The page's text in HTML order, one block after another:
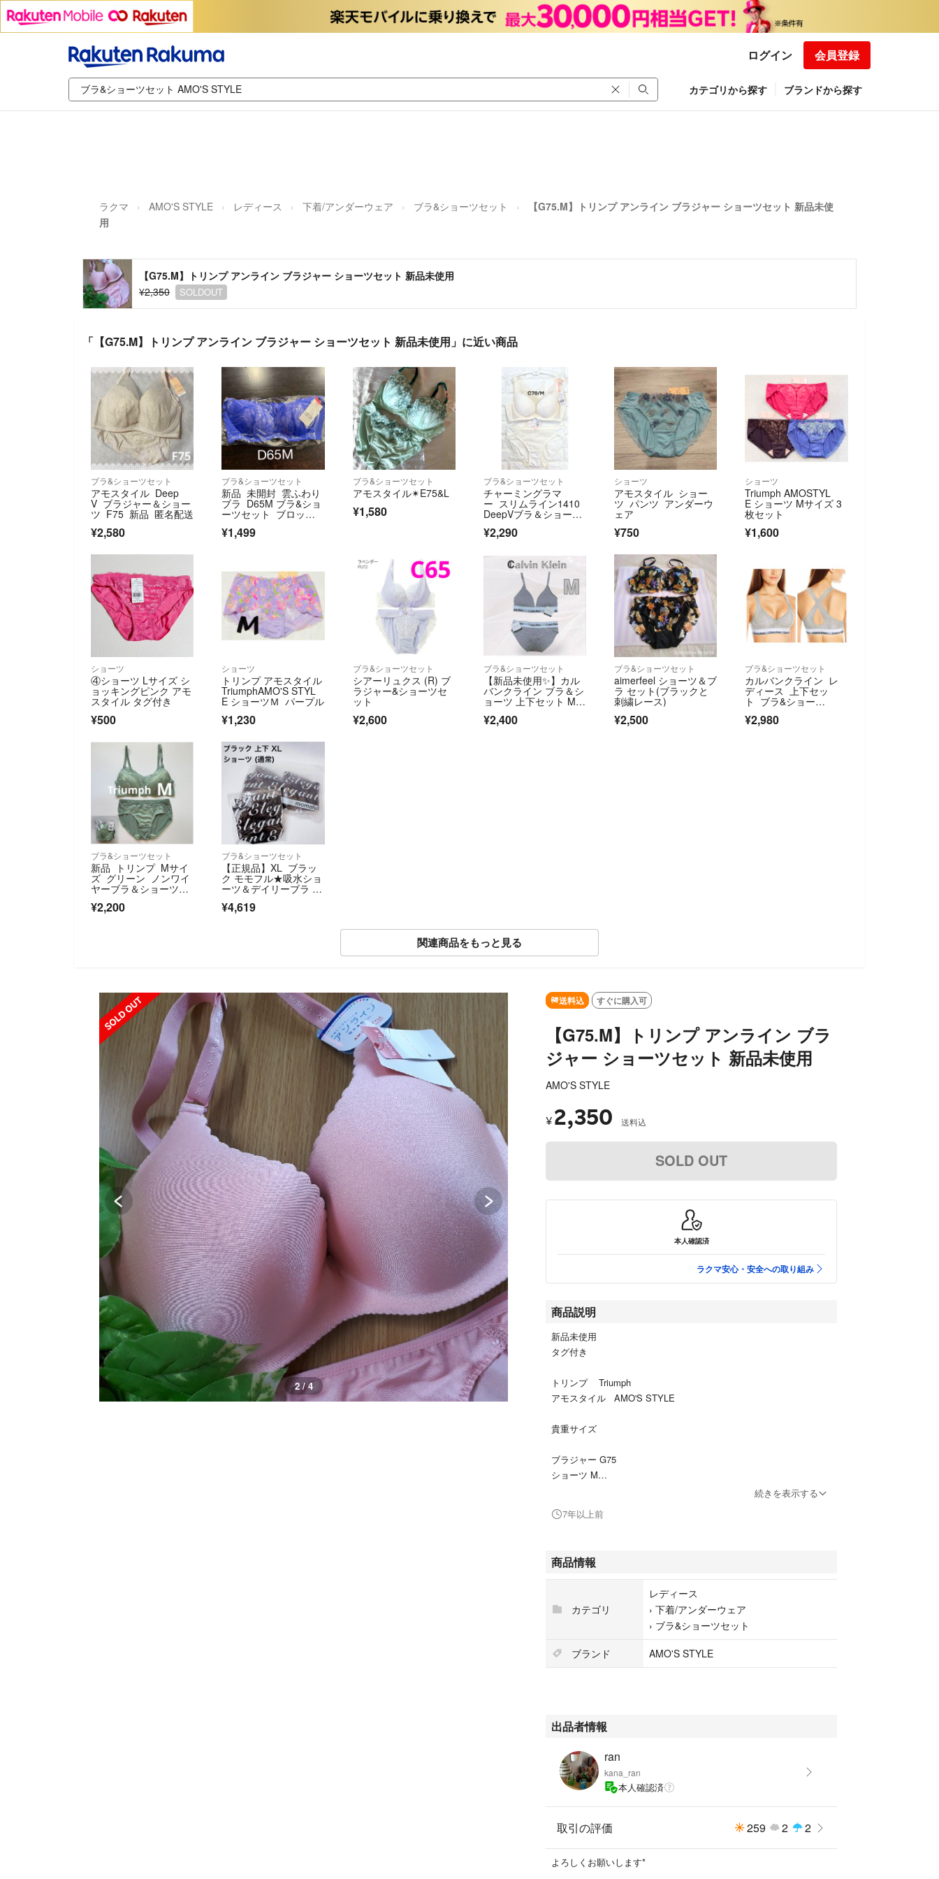
ログイン 会員登録
カテゴリから探す ブランドから探す
ラクマ AMO'S STYLE レディース 下着/アンダーウェア ブラ&ショーツセット
【G75.M】トリンプ アンライン ブラジャー ショーツセット 新品未使
用
【G75.M】トリンプ アンライン ブラジャー ショーツセット 新品未使用
¥2,350
SOLDOUT
「【G75.M】トリンプ アンライン ブラジャー ショーツセット 新品未使用」に近い商品
ブラ&ショーツセット
アモスタイル Deep
V ブラジャー＆ショー
ツ F75 新品 匿名配送
¥2,580
ブラ&ショーツセット
新品 未開封 雲ふわり
ブラ D65M ブラ&ショ
ーツセット ブロッサ
ムウィスパー
¥1,499
ブラ&ショーツセット
アモスタイル✴︎E75&L
¥1,580
ブラ&ショーツセット
チャーミングラマ
ー スリムライン1410
DeepVブラ＆ショーツ
セットC70/M
¥2,290
ショーツ
アモスタイル ショー
ツ パンツ アンダーウ
ェア
¥750
ショーツ
Triumph AMOSTYL
E ショーツ Mサイズ 3
枚セット
¥1,600
ショーツ
④ショーツ Lサイズ シ
ョッキングピンク アモ
スタイル タグ付き
¥500
ショーツ
トリンプ アモスタイル
TriumphAMO'S STYL
E ショーツＭ パープル
¥1,230
ブラ&ショーツセット
シアーリュクス (R) ブ
ラジャー&ショーツセ
ット
¥2,600
ブラ&ショーツセット
【新品未使用✨️】カル
バンクライン ブラ＆シ
ョーツ 上下セット Mサ
¥2,400
ブラ&ショーツセット
aimerfeel ショーツ＆ブ
ラ セット(ブラックと
刺繍レース)
¥2,500
ブラ&ショーツセット
カルバンクライン レ
ディース 上下セッ
ト ブラ&ショー
¥2,980
ブラ&ショーツセット
新品 トリンプ Mサイ
ズ グリーン ノンワイ
ヤーブラ＆ショーツセ
¥2,200
ブラ&ショーツセット
【正規品】XL ブラッ
ク モモフル★吸水ショ
ーツ＆デイリーブラ セ
¥4,619
関連商品をもっと見る
SOLD OUT
3 / 4
送料込 すぐに購入可
【G75.M】トリンプ アンライン ブラ
ジャー ショーツセット 新品未使用
AMO'S STYLE
¥ 2,350 送料込
SOLD OUT
本人確認済
ラクマ安心・安全への取り組み
商品説明
新品未使用
タグ付き
トリンプ Triumph
アモスタイル AMO'S STYLE
貴重サイズ
ブラジャー G75
ショーツ M
続きを表示する
7年以上前
商品情報
カテゴリ
レディース
› 下着/アンダーウェア
› ブラ&ショーツセット
ブランド
AMO'S STYLE
出品者情報
ran
kana_ran
本人確認済
取引の評価 259 2 2
よろしくお願いします*